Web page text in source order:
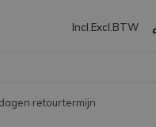
Incl. Excl. BTW
Tot 10 jaar garantie